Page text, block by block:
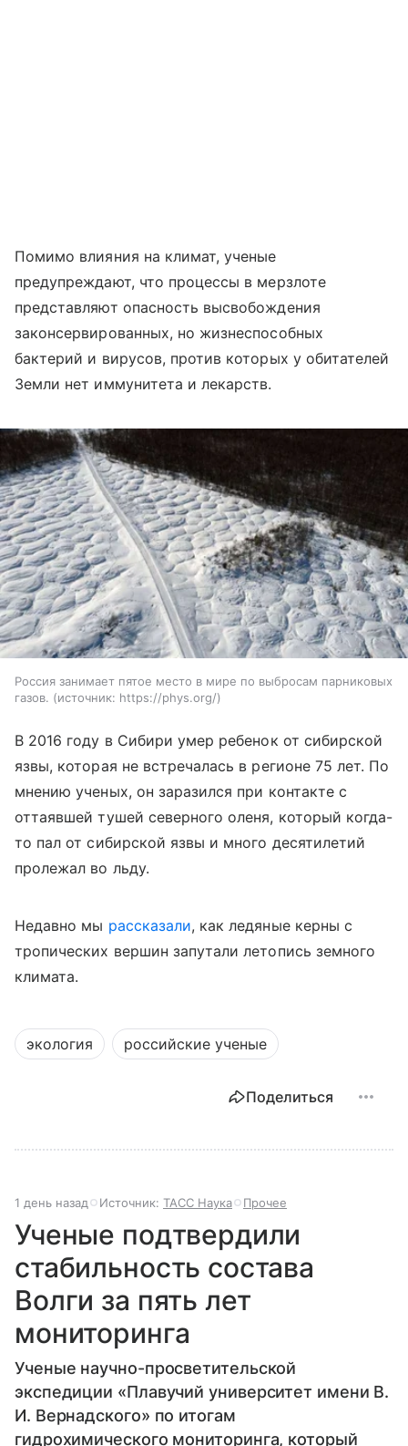
Помимо влияния на климат, ученые
предупреждают, что процессы в мерзлоте
представляют опасность высвобождения
законсервированных, но жизнеспособных
бактерий и вирусов, против которых у обитателей
Земли нет иммунитета и лекарств.
Россия занимает пятое место в мире по выбросам парниковых
газов.
источник: https://phys.org/
В 2016 году в Сибири умер ребенок от сибирской
язвы, которая не встречалась в регионе 75 лет. По
мнению ученых, он заразился при контакте с
оттаявшей тушей северного оленя, который когда-
то пал от сибирской язвы и много десятилетий
пролежал во льду.
Недавно мы рассказали, как ледяные керны с
тропических вершин запутали летопись земного
климата.
экология российские ученые
Поделиться
1 день назад Источник: ТАСС Наука Прочее
Ученые подтвердили
стабильность состава
Волги за пять лет
мониторинга
Ученые научно-просветительской
экспедиции «Плавучий университет имени В.
И. Вернадского» по итогам
гидрохимического мониторинга, который